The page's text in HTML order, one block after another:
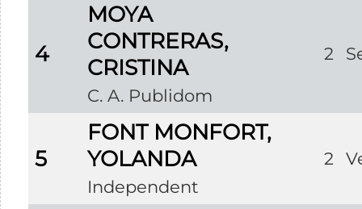
4
MOYA
CONTRERAS,
CRISTINA
C. A. Publidom
2
5
FONT MONFORT,
YOLANDA
Independent
2